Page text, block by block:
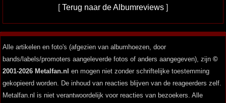
[Terug naar de Albumreviews ]
Alle artikelen en foto's (afgezien van albumhoezen, door
bands/labels/promoters aangeleverde fotos of anders aangegeven), zijn ©
2001-2026 Metalfan.nl en mogen niet zonder schriftelijke toestemming
gekopieerd worden. De inhoud van reacties blijven van de reageerders zelf.
Metalfan.nl is niet verantwoordelijk voor reacties van bezoekers. Alle